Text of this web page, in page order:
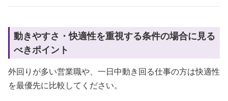
動きやすさ・快適性を重視する条件の場合に見る
べきポイント
外回りが多い営業職や、一日中動き回る仕事の方は快適性
を最優先に比較してください。